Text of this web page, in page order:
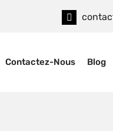
Contactez-Nous Blog